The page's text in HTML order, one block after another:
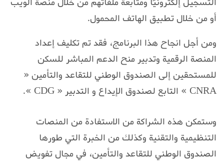
أو من خلال تطبيق الهاتف المحمول.
ومن أجل انجاح هذا البرنامج، فقد تم تكليف إعداد
المنصة الرقمية وتدبير منح الدعم المباشر للسكن
للمستحقين إلى الصندوق الوطني للتقاعد والتأمين «
CNRA » التابع لصندوق الإيداع و التدبير « CDG ».
وستمكن هذه الشراكة من الاستفادة من المنصات
التنظيمية والتقنية وكذلك من الخبرة التي طورها
الصندوق الوطني للتقاعد والتأمين، في مجال تفويض